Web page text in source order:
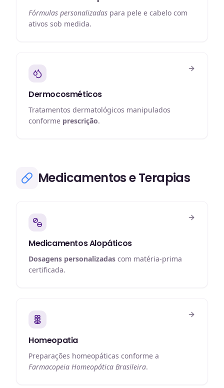
Fórmulas personalizadas para pele e cabelo com
ativos sob medida.
Dermocosméticos
Tratamentos dermatológicos manipulados
conforme prescrição.
Medicamentos e Terapias
Medicamentos Alopáticos
Dosagens personalizadas com matéria-prima
certificada.
Homeopatia
Preparações homeopáticas conforme a
Farmacopeia Homeopática Brasileira.